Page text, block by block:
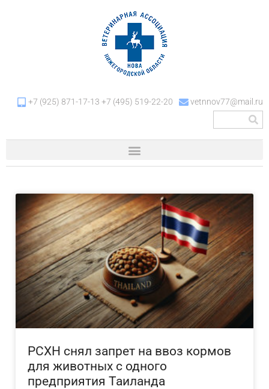
+7 (925) 871-17-13 +7 (495) 519-22-20 vetnnov77@mail.ru
РСХН снял запрет на ввоз кормов
для животных с одного
предприятия Таиланда